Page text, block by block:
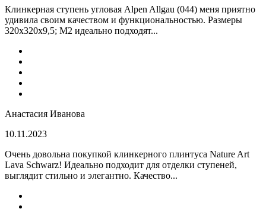
Клинкерная ступень угловая Alpen Allgau (044) меня приятно
удивила своим качеством и функциональностью. Размеры
320x320x9,5; M2 идеально подходят...
Анастасия Иванова
10.11.2023
Очень довольна покупкой клинкерного плинтуса Nature Art
Lava Schwarz! Идеально подходит для отделки ступеней,
выглядит стильно и элегантно. Качество...